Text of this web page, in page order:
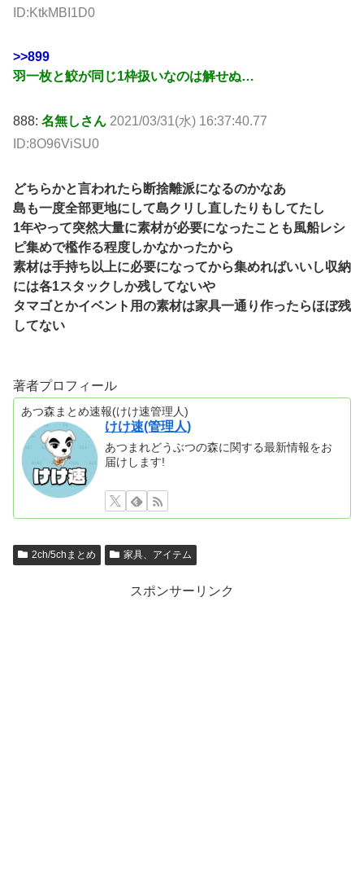
ID:KtkMBI1D0
>>899
羽一枚と鮫が同じ1枠扱いなのは解せぬ…
888: 名無しさん 2021/03/31(水) 16:37:40.77
ID:8O96ViSU0
どちらかと言われたら断捨離派になるのかなあ
島も一度全部更地にして島クリし直したりもしてたし
1年やって突然大量に素材が必要になったことも風船レシ
ピ集めで檻作る程度しかなかったから
素材は手持ち以上に必要になってから集めればいいし収納
には各1スタックしか残してないや
タマゴとかイベント用の素材は家具一通り作ったらほぼ残
してない
著者プロフィール
あつ森まとめ速報(けけ速管理人)
けけ速(管理人)
あつまれどうぶつの森に関する最新情報をお
届けします!
2ch/5chまとめ 家具、アイテム
スポンサーリンク